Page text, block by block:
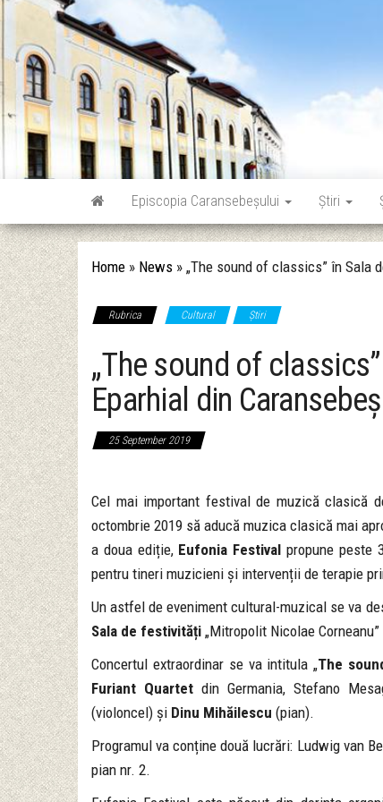
the
content
Episcopia Caransebeșului Știri
Home » News » „The sound of classics” în Sala
Rubrica Cultural Știri
„The sound of
Eparhial din Caransebeș
25 September 2019
Cel mai important festival de muzică clasică
octombrie 2019 să aducă muzica clasică mai
a doua ediție, Eufonia Festival propune peste
pentru tineri muzicieni și intervenții de terapie
Un astfel de eveniment cultural-muzical se va
Sala de festivități „Mitropolit Nicolae Corneanu”
Concertul extraordinar se va intitula „The
Furiant Quartetdin Germania, Stefano
(violoncel) și Dinu Mihăilescu (pian).
Programul va conține două lucrări: Ludwig van
pian nr. 2.